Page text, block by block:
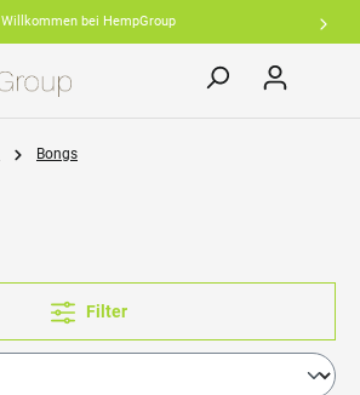
Willkommen bei HempGroup
Bongs
Filter